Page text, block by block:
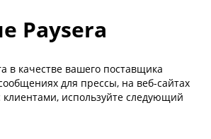
Paysera
в качестве вашего поставщика
для прессы, на веб-сайтах
используйте следующий